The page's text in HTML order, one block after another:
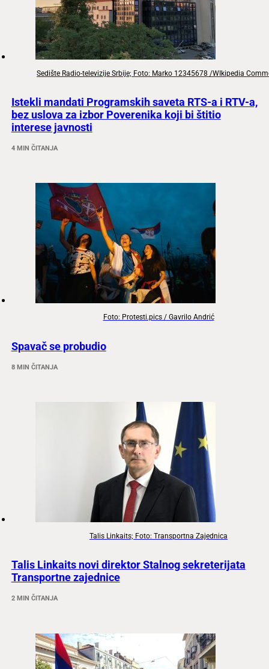
Sedište Radio-televizije Srbije; Foto: Marko 12345678 /WIkipedia
Istekli mandati Programskih saveta RTS-a i RTV-a,
bez uslova za izbor Poverenika koji bi štitio
interese javnosti
4 MIN ČITANJA
Foto: Protesti.pics / Gavrilo Andrić
Spavač se probudio
8 MIN ČITANJA
Talis Linkaits; Foto: Transportna Zajednica
Talis Linkaits novi direktor Stalnog sekreterijata
Transportne zajednice
2 MIN ČITANJA